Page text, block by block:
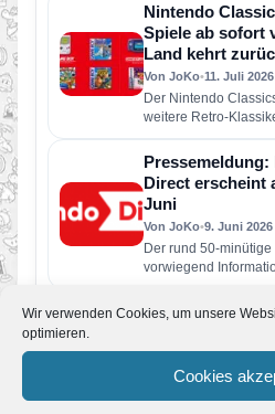
Wir verwenden Cookies, um unsere
optimieren.
Cookies
Nintendo
Spiele ab sofort
Land kehrt
Von JoKo•11. Juli 2026
Der Nintendo
weitere Retro-
sind die folgenden
Pressemeldung:
Direct erscheint
Juni
Von JoKo•9. Juni 2026
Der rund 50-
vorwiegend
Switch erscheinen…
Gerücht: Neue
Von JoKo•5. Juni 2026
Steht uns schon in